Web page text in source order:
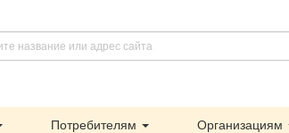
Потребителям Организациям